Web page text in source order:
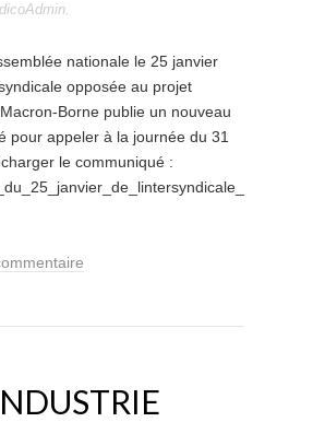
.
nationale le 25 janvier
opposée au projet
Borne publie un nouveau
pour appeler à la journée du 31
le communiqué :